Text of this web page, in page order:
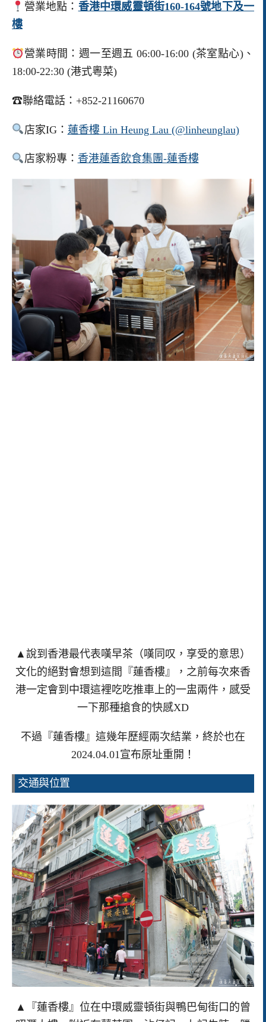
營業地點： 香港中環威靈頓街160-164號地下及一
樓
營業時間：週一至週五 06:00-16:00 (茶室點心)、
18:00-22:30 (港式粵菜)
☎聯絡電話：+852-21160670
店家IG： 蓮香樓 Lin Heung Lau (@linheunglau)
店家粉專： 香港蓮香飲食集團-蓮香樓
▲說到香港最代表嘆早茶（嘆同叹，享受的意思）
文化的絕對會想到這間『蓮香樓』，之前每次來香
港一定會到中環這裡吃吃推車上的一盅兩件，感受
一下那種搶食的快感XD
不過『蓮香樓』這幾年歷經兩次結業，終於也在
2024.04.01宣布原址重開！
交通與位置
▲『蓮香樓』位在中環威靈頓街與鴨巴甸街口的曾